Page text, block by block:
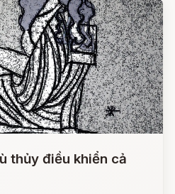
thủy điều khiển cả